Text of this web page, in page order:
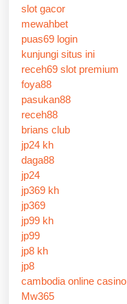
slot gacor
mewahbet
puas69 login
kunjungi situs ini
receh69 slot premium
foya88
pasukan88
receh88
brians club
jp24 kh
daga88
jp24
jp369 kh
jp369
jp99 kh
jp99
jp8 kh
jp8
cambodia online casino
Mw365